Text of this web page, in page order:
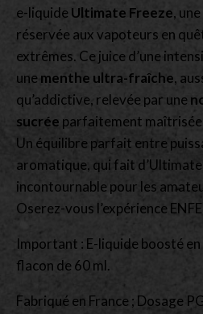
e-liquide Ultimate Freeze,
réservée aux vapoteurs en
extrêmes. Ce juice d’une
une menthe ultra-fraîche,
qu’addictive, relevée par une
sucrée parfaitement
Un équilibre parfait entre
aromatique, qui fait d’Ultimate
incontournable pour les
Oserez-vous l’expérience
Important : E-liquide boosté
flacon de 60 ml.
Fabriqué en France ; Dosage